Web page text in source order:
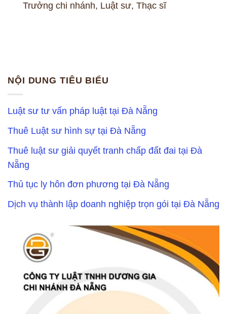
Trưởng chi nhánh, Luật sư, Thạc sĩ
NỘI DUNG TIÊU BIỂU
Luật sư tư vấn pháp luật tại Đà Nẵng
Thuê Luật sư hình sự tại Đà Nẵng
Thuê luật sư giải quyết tranh chấp đất đai tại Đà
Nẵng
Thủ tục ly hôn đơn phương tại Đà Nẵng
Dịch vụ thành lập doanh nghiệp trọn gói tại Đà Nẵng